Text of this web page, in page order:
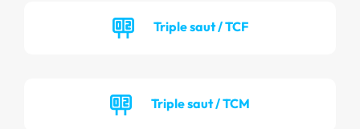
Triple saut / TCF
Triple saut / TCM